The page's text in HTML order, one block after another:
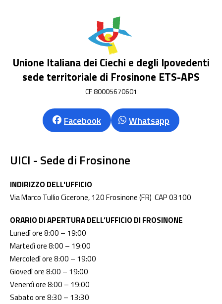
Unione Italiana dei Ciechi e degli Ipovedenti
sede territoriale di Frosinone ETS-APS
CF 80005670601
Facebook Whatsapp
UICI - Sede di Frosinone
INDIRIZZO DELL'UFFICIO
Via Marco Tullio Cicerone, 120 Frosinone (FR) CAP 03100
ORARIO DI APERTURA DELL’UFFICIO DI FROSINONE
Lunedì ore 8:00 – 19:00
Martedì ore 8:00 – 19:00
Mercoledì ore 8:00 – 19:00
Giovedì ore 8:00 – 19:00
Venerdì ore 8:00 – 19:00
Sabato ore 8:30 – 13:30